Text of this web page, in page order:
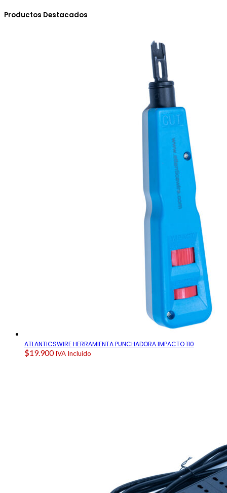
Productos Destacados
ATLANTICSWIRE HERRAMIENTA PUNCHADORA IMPACTO 110
$19.900 IVA Incluido